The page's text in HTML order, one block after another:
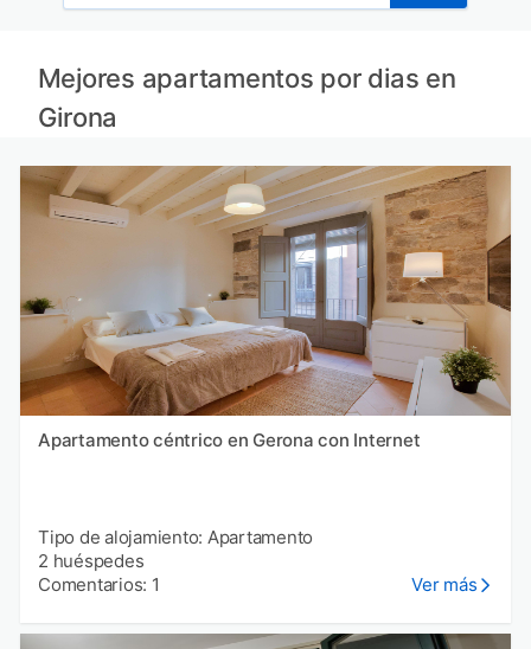
Mejores apartamentos por dias en
Girona
Apartamento céntrico en Gerona con Internet
Tipo de alojamiento: Apartamento
2 huéspedes
Comentarios: 1
Ver más